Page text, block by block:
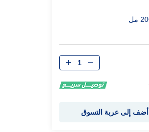
الكمية
أضف إلى عربة التسوق